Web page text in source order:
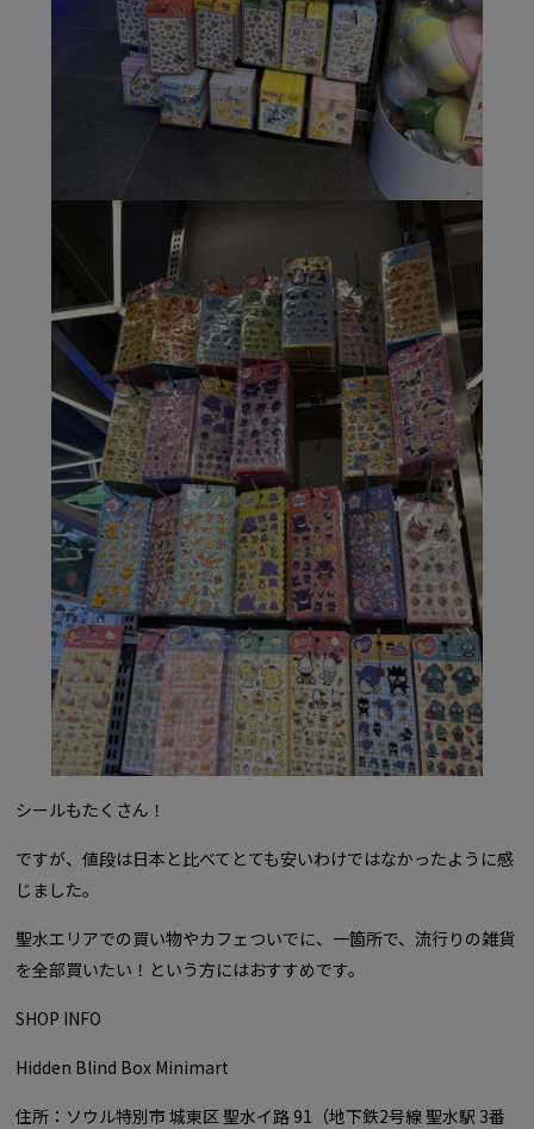
シールもたくさん！
ですが、値段は日本と比べてとても安いわけではなかったように感
じました。
聖水エリアでの買い物やカフェついでに、一箇所で、流行りの雑貨
を全部買いたい！という方にはおすすめです。
SHOP INFO
Hidden Blind Box Minimart
住所：ソウル特別市 城東区 聖水イ路 91（地下鉄2号線 聖水駅 3番